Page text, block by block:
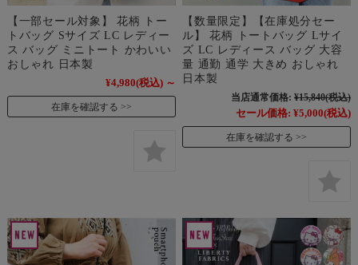
【一部セール対象】 花柄 トー
トバッグ Sサイズ LC レディー
ス バッグ ミニトート かわいい
おしゃれ 日本製
¥4,980(税込) ～
在庫を確認する
【数量限定】【在庫処分セー
ル】 花柄 トートバッグ Lサイ
ズ LC レディース バッグ 大容
量 通勤 通学 大きめ おしゃれ
日本製
当店通常価格: ¥15,840(税込)
セール価格: ¥5,000(税込)
在庫を確認する